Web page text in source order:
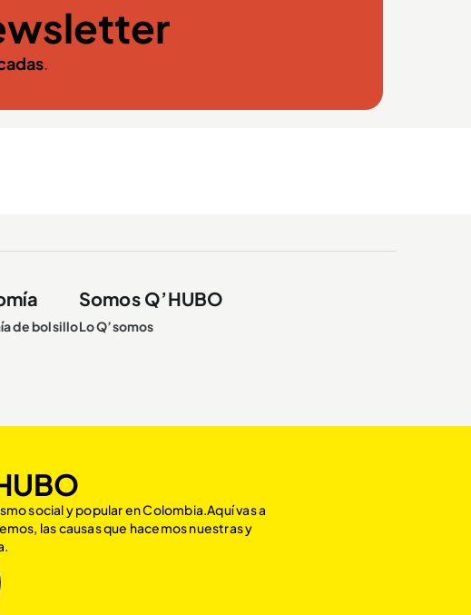
.
de bolsillo
Somos Q’HUBO
Lo Q’somos
social y popular en Colombia.Aquí vas a
las causas que hacemos nuestras y